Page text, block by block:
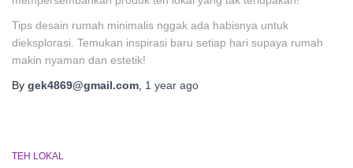
Tips desain rumah minimalis nggak ada habisnya untuk
dieksplorasi. Temukan inspirasi baru setiap hari supaya rumah
makin nyaman dan estetik!
By gek4869@gmail.com 1 year ago
TEH LOKAL